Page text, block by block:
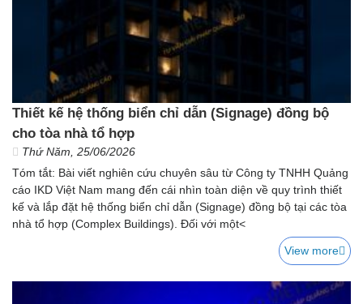
Thiết kế hệ thống biển chỉ dẫn (Signage) đồng bộ
cho tòa nhà tổ hợp
Thứ Năm, 25/06/2026
Tóm tắt: Bài viết nghiên cứu chuyên sâu từ Công ty TNHH Quảng
cáo IKD Việt Nam mang đến cái nhìn toàn diện về quy trình thiết
kế và lắp đặt hệ thống biển chỉ dẫn (Signage) đồng bộ tại các tòa
nhà tổ hợp (Complex Buildings). Đối với một<
View more